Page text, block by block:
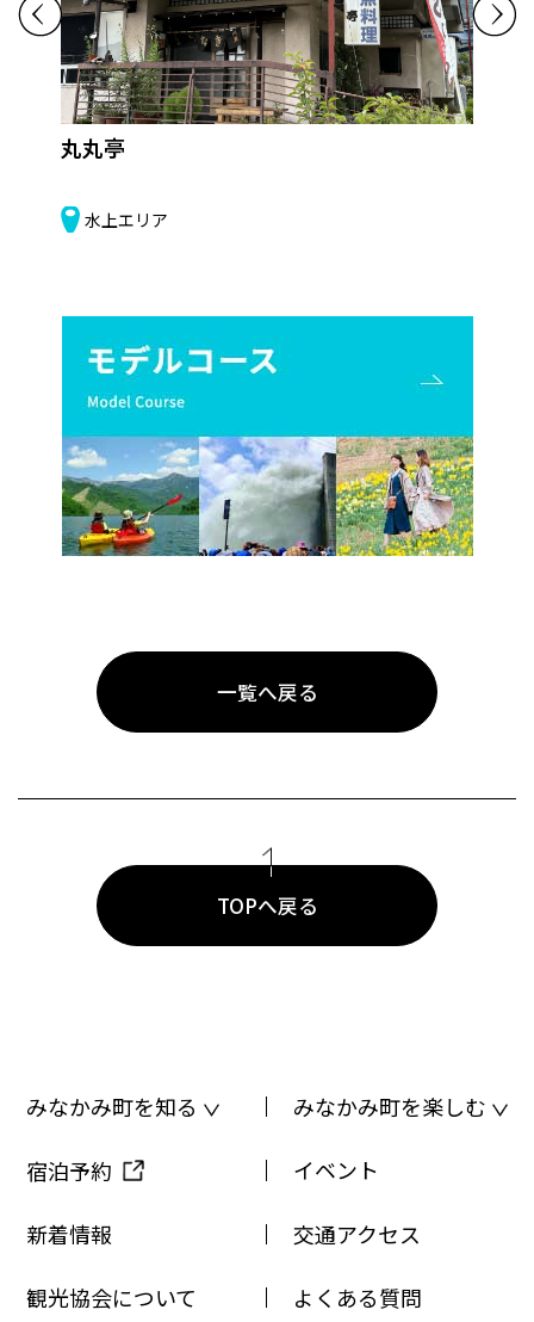
丸丸亭
水上エリア
一覧へ戻る
TOPへ戻る
みなかみ町を知る みなかみ町を楽しむ
宿泊予約 イベント
新着情報 交通アクセス
観光協会について よくある質問